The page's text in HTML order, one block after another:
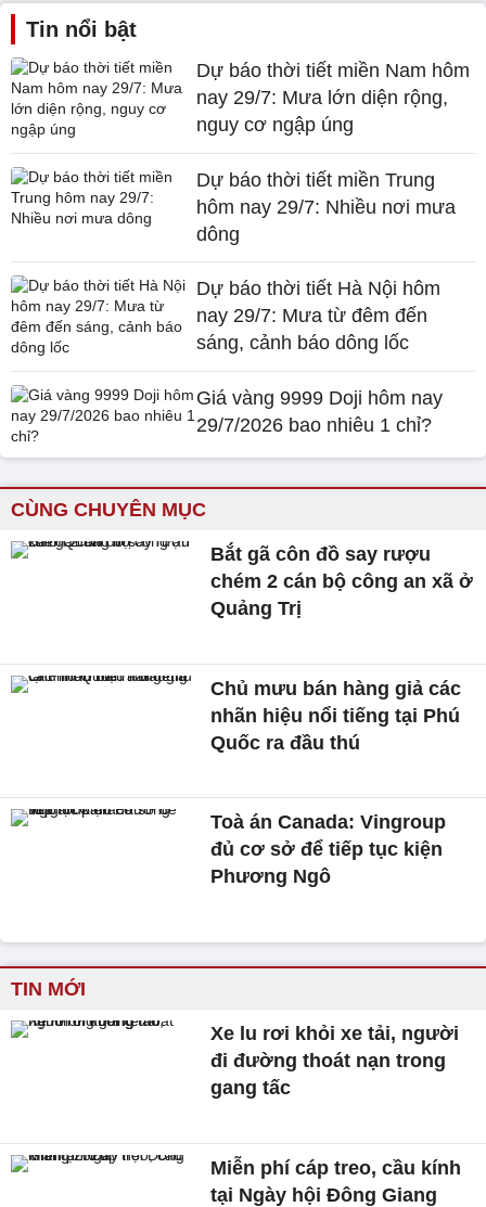
Tin nổi bật
Dự báo thời tiết miền Nam hôm
nay 29/7: Mưa lớn diện rộng,
nguy cơ ngập úng
Dự báo thời tiết miền Trung
hôm nay 29/7: Nhiều nơi mưa
dông
Dự báo thời tiết Hà Nội hôm
nay 29/7: Mưa từ đêm đến
sáng, cảnh báo dông lốc
Giá vàng 9999 Doji hôm nay
29/7/2026 bao nhiêu 1 chỉ?
CÙNG CHUYÊN MỤC
Bắt gã côn đồ say rượu
chém 2 cán bộ công an xã ở
Quảng Trị
Chủ mưu bán hàng giả các
nhãn hiệu nổi tiếng tại Phú
Quốc ra đầu thú
Toà án Canada: Vingroup
đủ cơ sở để tiếp tục kiện
Phương Ngô
TIN MỚI
Xe lu rơi khỏi xe tải, người
đi đường thoát nạn trong
gang tấc
Miễn phí cáp treo, cầu kính
tại Ngày hội Đông Giang